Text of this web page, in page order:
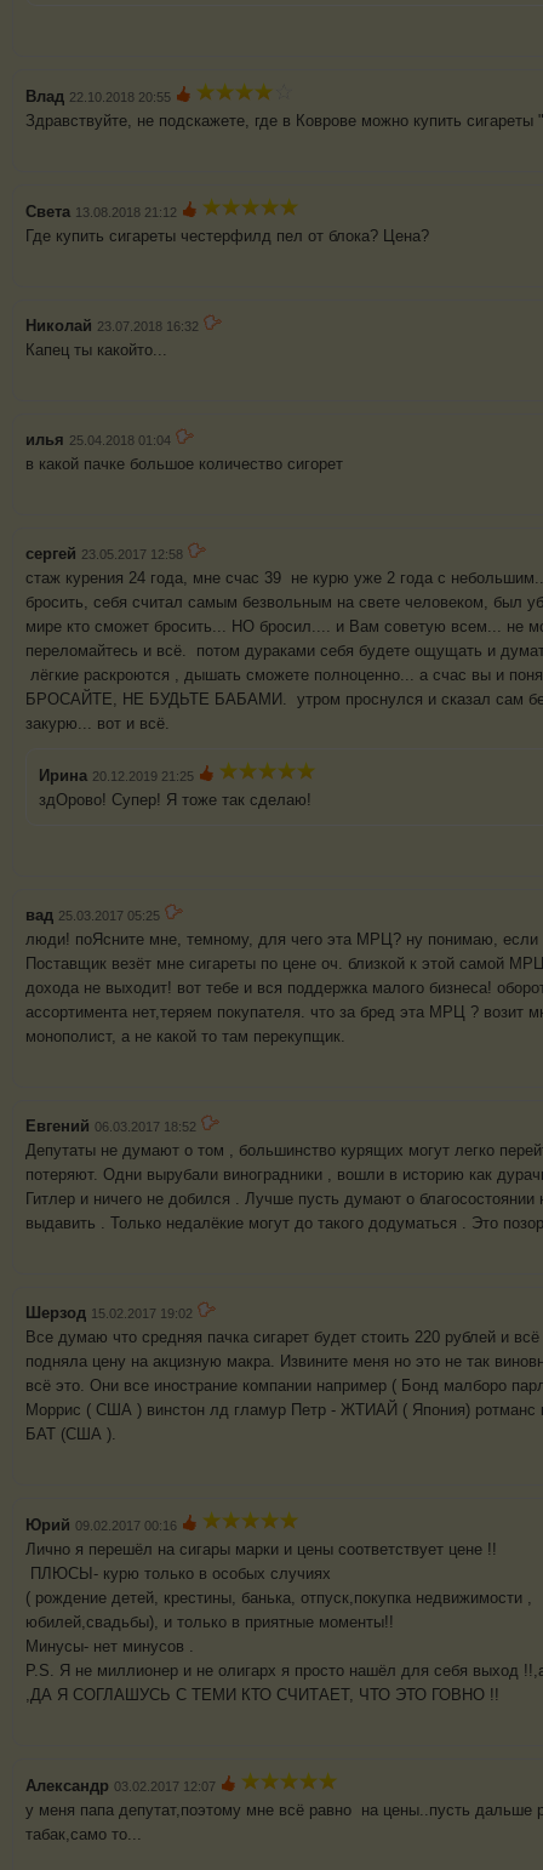
Влад 22.10.2018 20:55
Здравствуйте, не подскажете, где в Коврове можно купить сигареты
Света 13.08.2018 21:12
Где купить сигареты честерфилд пел от блока? Цена?
Николай 23.07.2018 16:32
Капец ты какойто...
илья 25.04.2018 01:04
в какой пачке большое количество сигорет
сергей 23.05.2017 12:58
стаж курения 24 года, мне счас 39 не курю уже 2 года с
бросить, себя считал самым безвольным на свете человеком, был
мире кто сможет бросить... НО бросил.... и Вам советую всем... не
переломайтесь и всё. потом дураками себя будете ощущать и
лёгкие раскроются , дышать сможете полноценно... а счас вы и
БРОСАЙТЕ, НЕ БУДЬТЕ БАБАМИ. утром проснулся и сказал сам
закурю... вот и всё.
Ирина 20.12.2019 21:25
здОрово! Супер! Я тоже так сделаю!
вад 25.03.2017 05:25
люди! поЯсните мне, темному, для чего эта МРЦ? ну понимаю,
Поставщик везёт мне сигареты по цене оч. близкой к этой самой
дохода не выходит! вот тебе и вся поддержка малого бизнеса!
ассортимента нет,теряем покупателя. что за бред эта МРЦ ? возит
монополист, а не какой то там перекупщик.
Евгений 06.03.2017 18:52
Депутаты не думают о том , большинство курящих могут легко
потеряют. Одни вырубали виноградники , вошли в историю как
Гитлер и ничего не добился . Лучше пусть думают о
выдавить . Только недалёкие могут до такого додуматься . Это
Шерзод 15.02.2017 19:02
Все думаю что средняя пачка сигарет будет стоить 220 рублей и всё
подняла цену на акцизную макра. Извините меня но это не так
всё это. Они все инострание компании например ( Бонд малборо
Моррис ( США ) винстон лд гламур Петр - ЖТИАЙ ( Япония) ротманс
БАТ (США ).
Юрий 09.02.2017 00:16
Лично я перешёл на сигары марки и цены соответствует цене !!
ПЛЮСЫ- курю только в особых случиях
( рождение детей, крестины, банька, отпуск,покупка недвижимости ,
юбилей,свадьбы), и только в приятные моменты!!
Минусы- нет минусов .
P.S. Я не миллионер и не олигарх я просто нашёл для себя выход
,ДА Я СОГЛАШУСЬ С ТЕМИ КТО СЧИТАЕТ, ЧТО ЭТО ГОВНО !!
Александр 03.02.2017 12:07
у меня папа депутат,поэтому мне всё равно на цены..пусть дальше
табак,само то...